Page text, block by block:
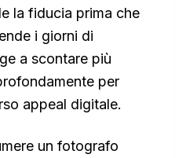
la fiducia prima che
i giorni di
a scontare più
per
appeal digitale.
un fotografo